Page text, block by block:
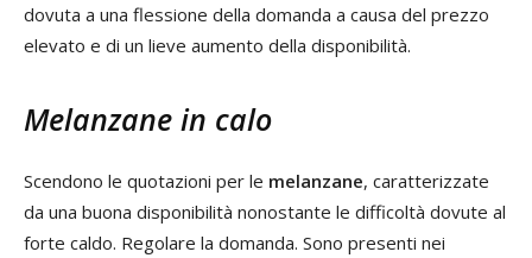
dovuta a una flessione della domanda a causa del prezzo
elevato e di un lieve aumento della disponibilità.
Melanzane in calo
Scendono le quotazioni per le melanzane, caratterizzate
da una buona disponibilità nonostante le difficoltà dovute al
forte caldo. Regolare la domanda. Sono presenti nei